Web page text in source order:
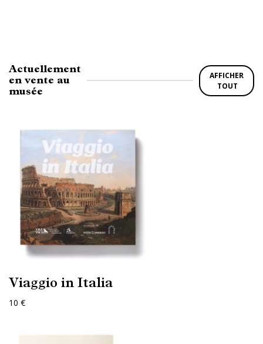
Actuellement
en vente au
musée
AFFICHER
TOUT
Viaggio in Italia
10 €